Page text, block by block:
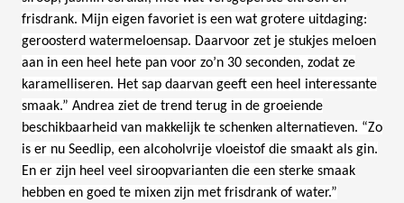
frisdrank. Mijn eigen favoriet is een wat grotere uitdaging:
geroosterd watermeloensap. Daarvoor zet je stukjes meloen
aan in een heel hete pan voor zo’n 30 seconden, zodat ze
karamelliseren. Het sap daarvan geeft een heel interessante
smaak.” Andrea ziet de trend terug in de groeiende
beschikbaarheid van makkelijk te schenken alternatieven. “Zo
is er nu Seedlip, een alcoholvrije vloeistof die smaakt als gin.
En er zijn heel veel siroopvarianten die een sterke smaak
hebben en goed te mixen zijn met frisdrank of water.”